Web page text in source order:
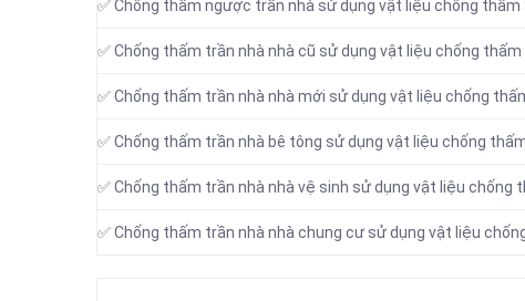
✅ Chống thấm ngược trần nhà sử dụng vật liệu chống thấm
✅ Chống thấm trần nhà nhà cũ sử dụng vật liệu chống thấm
✅ Chống thấm trần nhà nhà mới sử dụng vật liệu chống
✅ Chống thấm trần nhà bê tông sử dụng vật liệu chống
✅ Chống thấm trần nhà nhà vệ sinh sử dụng vật liệu chống
✅ Chống thấm trần nhà nhà chung cư sử dụng vật liệu